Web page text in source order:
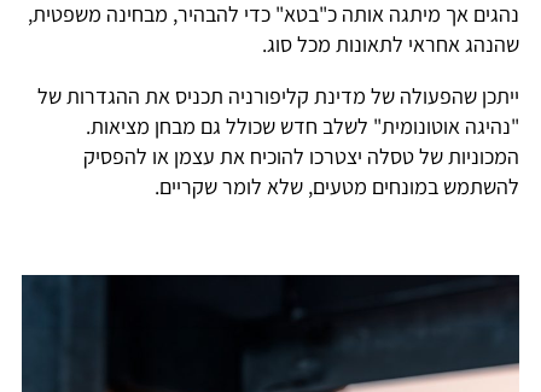
נהגים אך מיתגה אותה כ"בטא" כדי להבהיר, מבחינה משפטית,
שהנהג אחראי לתאונות מכל סוג.
ייתכן שהפעולה של מדינת קליפורניה תכניס את ההגדרות של
"נהיגה אוטונומית" לשלב חדש שכולל גם מבחן מציאות.
המכוניות של טסלה יצטרכו להוכיח את עצמן או להפסיק
להשתמש במונחים מטעים, שלא לומר שקריים.